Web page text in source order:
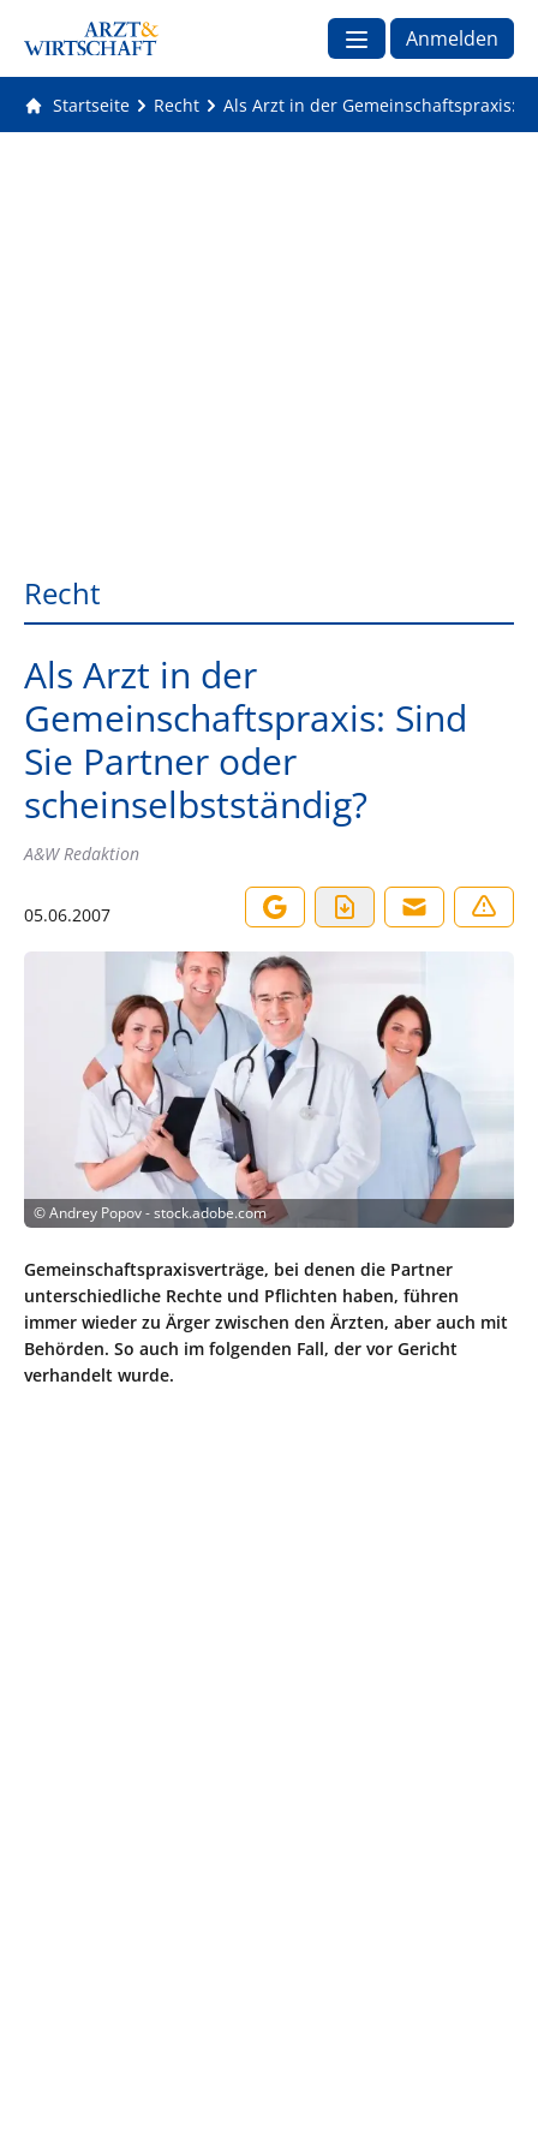
Anmelden
Startseite Recht Als Arzt in der Gemeinschaftspraxis:
Recht
Als Arzt in der
Gemeinschaftspraxis: Sind
Sie Partner oder
scheinselbstständig?
A&W Redaktion
05.06.2007
©Andrey Popov - stock.adobe.com
Gemeinschaftspraxisverträge, bei denen die Partner
unterschiedliche Rechte und Pflichten haben, führen
immer wieder zu Ärger zwischen den Ärzten, aber auch mit
Behörden. So auch im folgenden Fall, der vor Gericht
verhandelt wurde.